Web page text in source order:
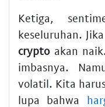
Ketiga,
keseluruhan.
cryptoakan
imbasnya.
volatil. Kita
lupa bahwa